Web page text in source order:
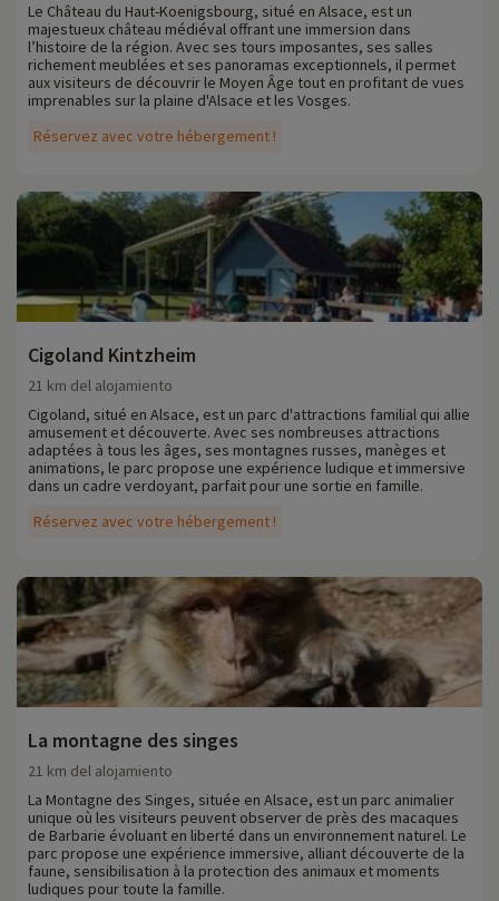
Réservez avec votre hébergement !
Le Château du Haut-Koenigsbourg, situé en Alsace, est un
majestueux château médiéval offrant une immersion dans
l’histoire de la région. Avec ses tours imposantes, ses salles
richement meublées et ses panoramas exceptionnels, il permet
aux visiteurs de découvrir le Moyen Âge tout en profitant de vues
imprenables sur la plaine d'Alsace et les Vosges.
Cigoland Kintzheim
Réservez avec votre hébergement !
21 km del alojamiento
Cigoland, situé en Alsace, est un parc d'attractions familial qui allie
amusement et découverte. Avec ses nombreuses attractions
adaptées à tous les âges, ses montagnes russes, manèges et
animations, le parc propose une expérience ludique et immersive
dans un cadre verdoyant, parfait pour une sortie en famille.
La montagne des singes
21 km del alojamiento
La Montagne des Singes, située en Alsace, est un parc animalier
unique où les visiteurs peuvent observer de près des macaques
de Barbarie évoluant en liberté dans un environnement naturel. Le
parc propose une expérience immersive, alliant découverte de la
faune, sensibilisation à la protection des animaux et moments
ludiques pour toute la famille.